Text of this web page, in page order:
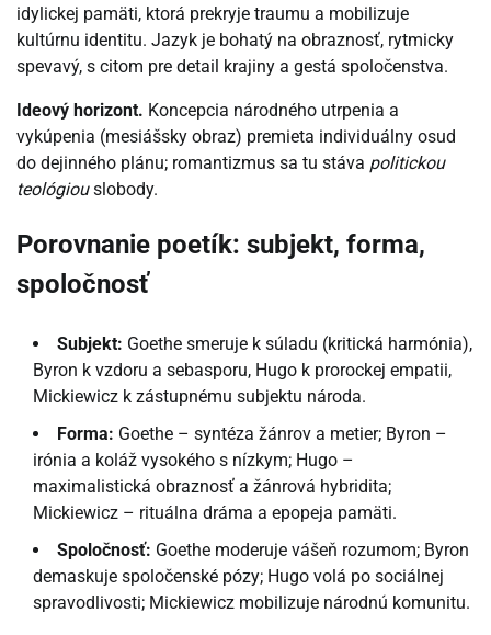
idylickej pamäti, ktorá prekryje traumu a mobilizuje
kultúrnu identitu. Jazyk je bohatý na obraznosť, rytmicky
spevavý, s citom pre detail krajiny a gestá spoločenstva.
Ideový horizont. Koncepcia národného utrpenia a
vykúpenia (mesiášsky obraz) premieta individuálny osud
do dejinného plánu; romantizmus sa tu stáva politickou
teológiouslobody.
Porovnanie poetík: subjekt, forma,
spoločnosť
Subjekt: Goethe smeruje k súladu (kritická harmónia),
Byron k vzdoru a sebasporu, Hugo k prorockej empatii,
Mickiewicz k zástupnému subjektu národa.
Forma: Goethe – syntéza žánrov a metier; Byron –
irónia a koláž vysokého s nízkym; Hugo –
maximalistická obraznosť a žánrová hybridita;
Mickiewicz – rituálna dráma a epopeja pamäti.
Spoločnosť: Goethe moderuje vášeň rozumom; Byron
demaskuje spoločenské pózy; Hugo volá po sociálnej
spravodlivosti; Mickiewicz mobilizuje národnú komunitu.